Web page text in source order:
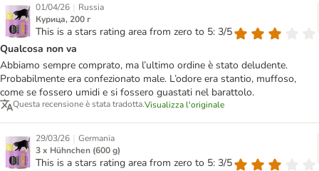
01/04/26 | Russia
Курица, 200 г
This is a stars rating area from zero to 5: 3/5
Qualcosa non va
Abbiamo sempre comprato, ma l’ultimo ordine è stato deludente.
Probabilmente era confezionato male. L’odore era stantio, muffoso,
come se fossero umidi e si fossero guastati nel barattolo.
Questa recensione è stata tradotta.Visualizza l'originale
29/03/26 | Germania
3 x Hühnchen (600 g)
This is a stars rating area from zero to 5: 3/5